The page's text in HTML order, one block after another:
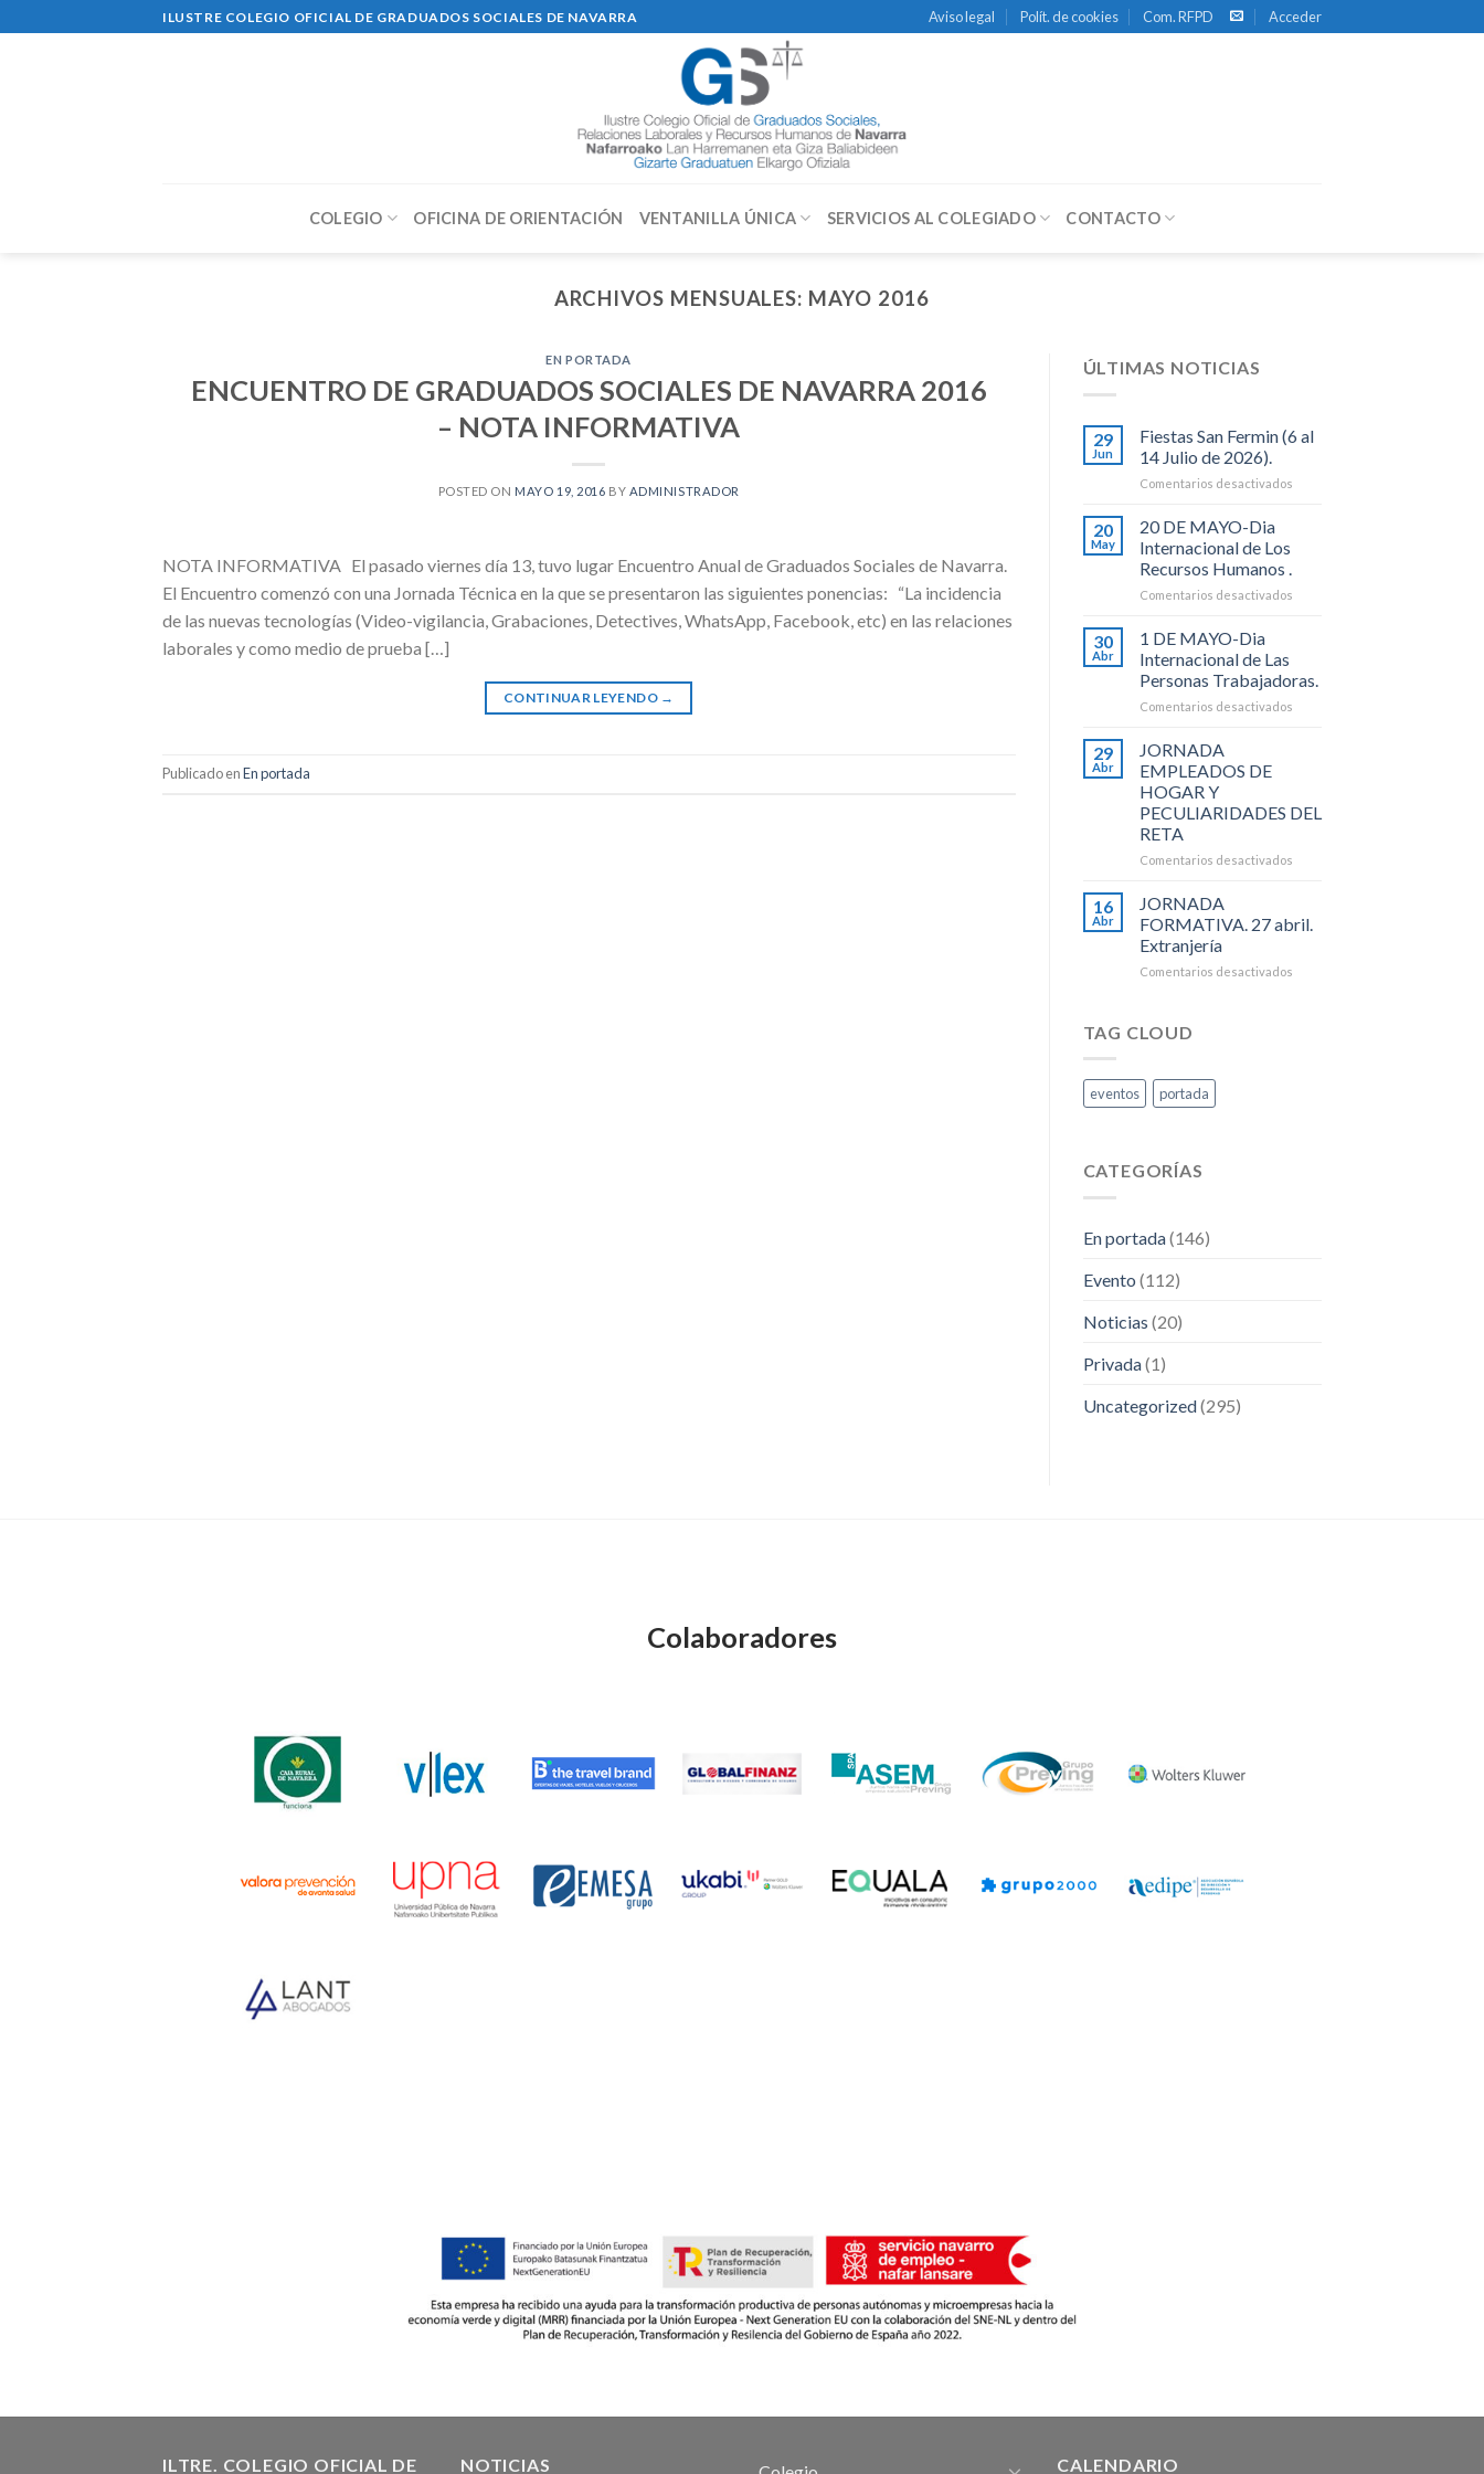
to
ILUSTRE COLEGIO OFICIAL DE GRADUADOS SOCIALES DE NAVARRA Aviso legal Polít. de cookies Com. RFPD Acceder
COLEGIO OFICINA DE ORIENTACIÓN VENTANILLA ÚNICA SERVICIOS AL COLEGIADO CONTACTO
ARCHIVOS MENSUALES: MAYO 2016
EN PORTADA
ENCUENTRO DE GRADUADOS SOCIALES DE NAVARRA 2016
– NOTA INFORMATIVA
POSTED ON MAYO 19, 2016 BY ADMINISTRADOR
NOTA INFORMATIVA El pasado viernes día 13, tuvo lugar Encuentro Anual de Graduados Sociales de Navarra.
El Encuentro comenzó con una Jornada Técnica en la que se presentaron las siguientes ponencias: “La incidencia
de las nuevas tecnologías (Video-vigilancia, Grabaciones, Detectives, WhatsApp, Facebook, etc) en las relaciones
laborales y como medio de prueba […]
CONTINUAR LEYENDO →
Publicado enEn portada
ÚLTIMAS NOTICIAS
29
Jun
Fiestas San Fermin (6 al
14 Julio de 2026).
Comentarios desactivadosen
al
14
20
May
20 DE MAYO-Dia
Internacional de Los
Recursos Humanos .
Comentarios desactivadosen
Internacional
de
30
Abr
1 DE MAYO-Dia
Internacional de Las
Personas Trabajadoras.
Comentarios desactivadosen
de
Personas
29
Abr
JORNADA
EMPLEADOS DE
HOGAR Y
PECULIARIDADES DEL
RETA
Comentarios desactivadosen
HOGAR
PECULIARIDADES
16
Abr
JORNADA
FORMATIVA. 27 abril.
Extranjería
Comentarios desactivadosen
TAG CLOUD
eventos portada
CATEGORÍAS
En portada(146)
Evento (112)
Noticias (20)
Privada(1)
Uncategorized(295)
Colaboradores
ILTRE. COLEGIO OFICIAL DE
NOTICIAS CALENDARIO